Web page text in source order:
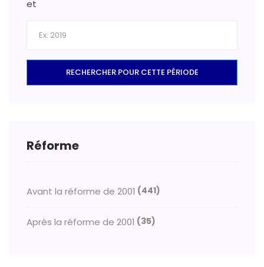
et
RECHERCHER POUR CETTE PÉRIODE
Réforme
Avant la réforme de 2001 (441)
Après la réforme de 2001 (35)